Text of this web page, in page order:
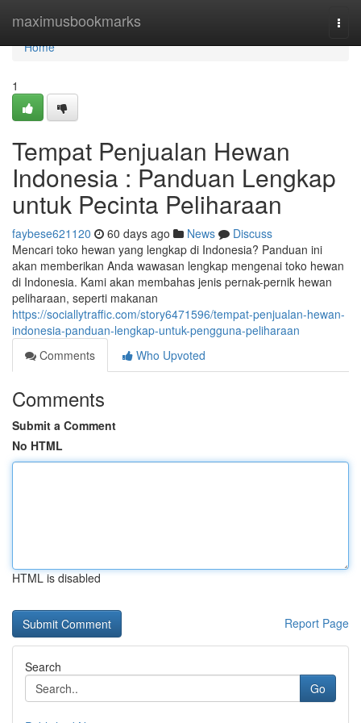
maximusbookmarks
Home
Home
1
Tempat Penjualan Hewan
Indonesia : Panduan Lengkap
untuk Pecinta Peliharaan
faybese621120 60 days ago News
Discuss
Mencari toko hewan yang lengkap di Indonesia? Panduan ini
akan memberikan Anda wawasan lengkap mengenai toko hewan
di Indonesia. Kami akan membahas jenis pernak-pernik hewan
peliharaan, seperti makanan
https://sociallytraffic.com/story6471596/tempat-penjualan-hewan-
indonesia-panduan-lengkap-untuk-pengguna-peliharaan
Comments
Who Upvoted
Comments
Submit a Comment
No HTML
HTML is disabled
Report Page
Search
Go